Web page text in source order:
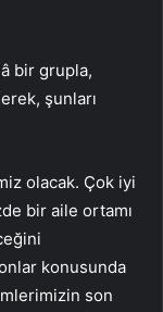
bir grupla,
şunları
olacak. Çok iyi
bir aile ortamı
konusunda
son